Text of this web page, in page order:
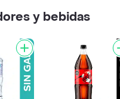
y bebidas